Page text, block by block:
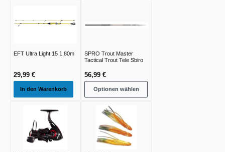
EFT Ultra Light 15 1,80m
29,99 €
In den Warenkorb
SPRO Trout Master
Tactical Trout Tele Sbiro
56,99 €
Optionen wählen